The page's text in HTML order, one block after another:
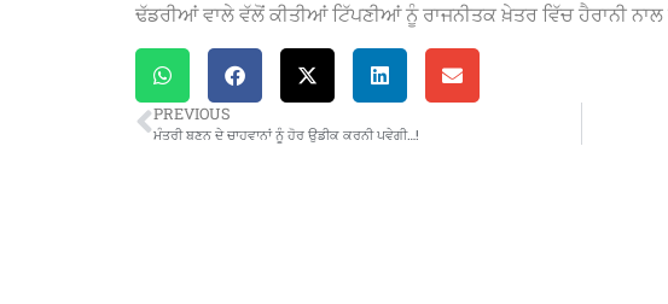
ਢੱਡਰੀਆਂ ਵਾਲੇ ਵੱਲੋਂ ਕੀਤੀਆਂ ਟਿੱਪਣੀਆਂ ਨੂੰ ਰਾਜਨੀਤਕ ਖ਼ੇਤਰ ਵਿੱਚ ਹੈਰਾਨੀ ਨਾਲ
PREVIOUS
ਮੰਤਰੀ ਬਣਨ ਦੇ ਚਾਹਵਾਨਾਂ ਨੂੰ ਹੋਰ ਉਡੀਕ ਕਰਨੀ ਪਵੇਗੀ…!